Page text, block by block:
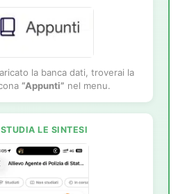
la banca dati, troverai la
“Appunti” nel menu.
LE SINTESI